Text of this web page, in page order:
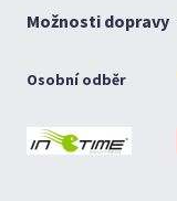
Možnosti dopravy
Osobní odběr